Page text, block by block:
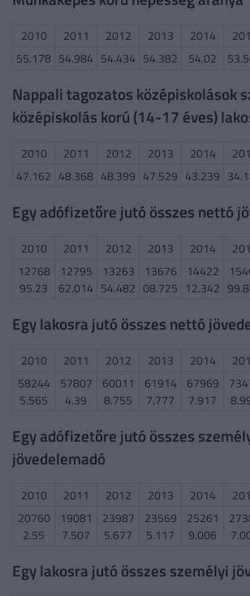
2010 2011 2012 2013 2014
55.178 54.984 54.434 54.382 54.02
Nappali tagozatos középiskolások
középiskolás korú (14-17 éves)
2010 2011 2012 2013 2014
47.162 48.368 48.399 47.529 43.239
Egy adófizetőre jutó összes nettó
2010 2011 2012 2013 2014
12768
95.23
12795
62.014
13263
54.482
13676
08.725
14422
12.342
Egy lakosra jutó összes nettó
2010 2011 2012 2013 2014
58244
5.565
57807
4.39
60011
8.755
61914
7.777
67969
7.917
Egy adófizetőre jutó összes
jövedelemadó
2010 2011 2012 2013 2014
20760
2.55
19081
7.507
23987
5.677
23569
5.117
25261
9.006
Egy lakosra jutó összes személyi